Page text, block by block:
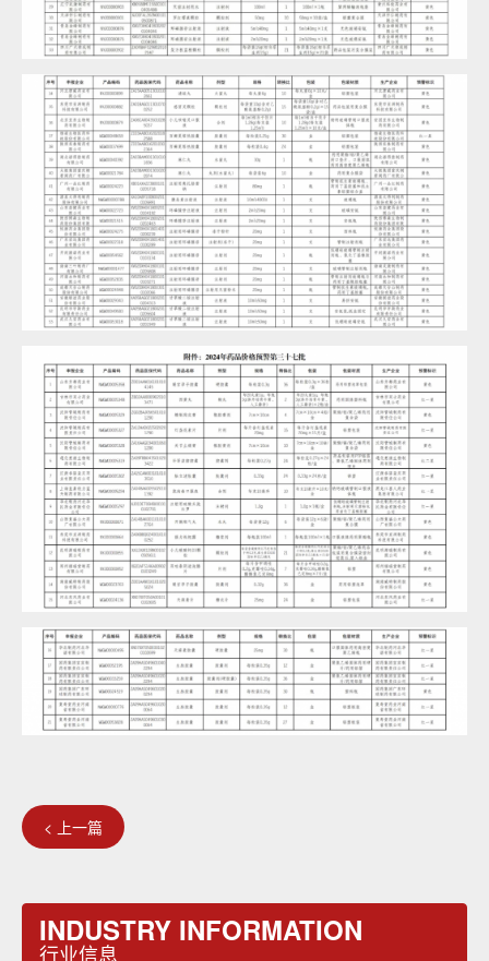
< 上一篇
INDUSTRY INFORMATION
行业信息